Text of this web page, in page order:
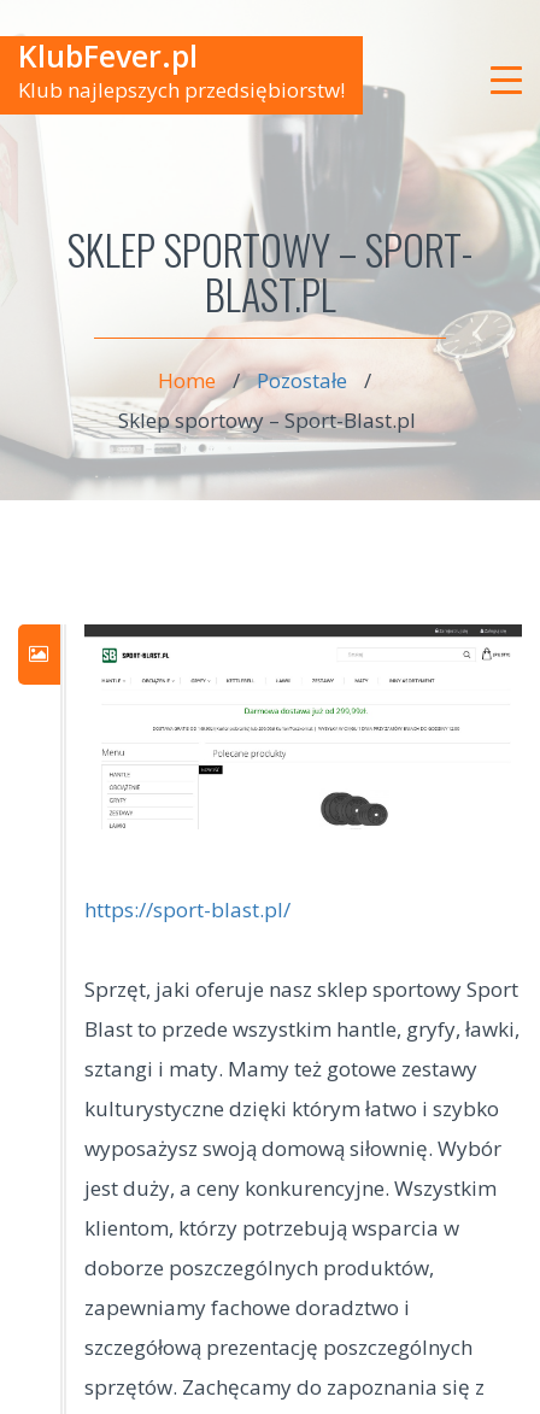
KlubFever.pl
Klub najlepszych przedsiębiorstw!
SKLEP SPORTOWY – SPORT-
BLAST.PL
Home / Pozostałe
/
Sklep sportowy – Sport-Blast.pl
https://sport-blast.pl/
Sprzęt, jaki oferuje nasz sklep sportowy Sport
Blast to przede wszystkim hantle, gryfy, ławki,
sztangi i maty. Mamy też gotowe zestawy
kulturystyczne dzięki którym łatwo i szybko
wyposażysz swoją domową siłownię. Wybór
jest duży, a ceny konkurencyjne. Wszystkim
klientom, którzy potrzebują wsparcia w
doborze poszczególnych produktów,
zapewniamy fachowe doradztwo i
szczegółową prezentację poszczególnych
sprzętów. Zachęcamy do zapoznania się z